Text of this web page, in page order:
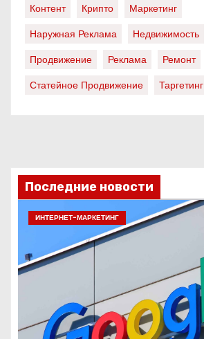
Контент
Крипто
Маркетинг
Наружная Реклама
Недвижимость
Продвижение
Реклама Ремонт
Статейное Продвижение
Таргетинг
Последние новости
ИНТЕРНЕТ-МАРКЕТИНГ